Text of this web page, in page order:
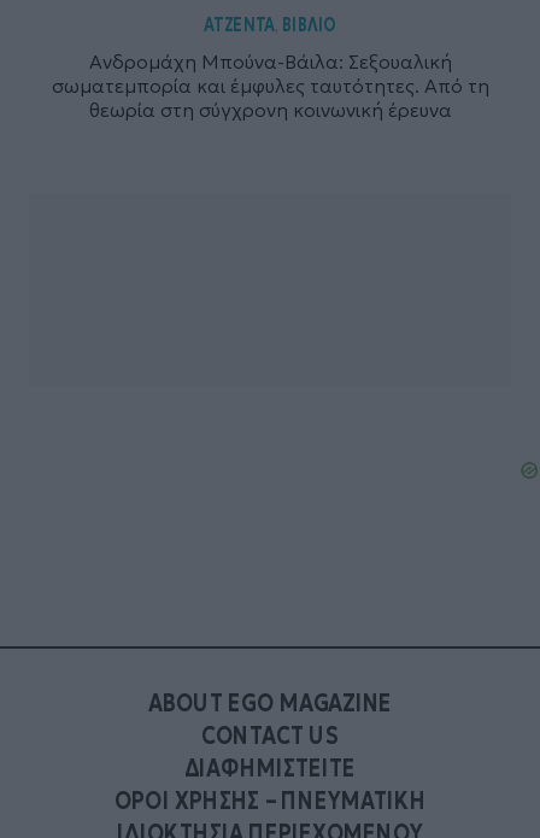
ΑΤΖΕΝΤΑ, ΒΙΒΛΙΟ
Ανδρομάχη Μπούνα-Βάιλα: Σεξουαλική
σωματεμπορία και έμφυλες ταυτότητες. Από τη
θεωρία στη σύγχρονη κοινωνική έρευνα
ABOUT EGO MAGAZINE
CONTACT US
ΔΙΑΦΗΜΙΣΤΕΙΤΕ
ΟΡΟΙ ΧΡΗΣΗΣ – ΠΝΕΥΜΑΤΙΚΗ